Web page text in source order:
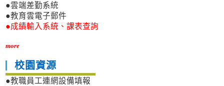
●雲端差勤系統
●教育雲電子郵件
●成績輸入系統、課表查詢
more
校園資源
●教職員工連網設備填報